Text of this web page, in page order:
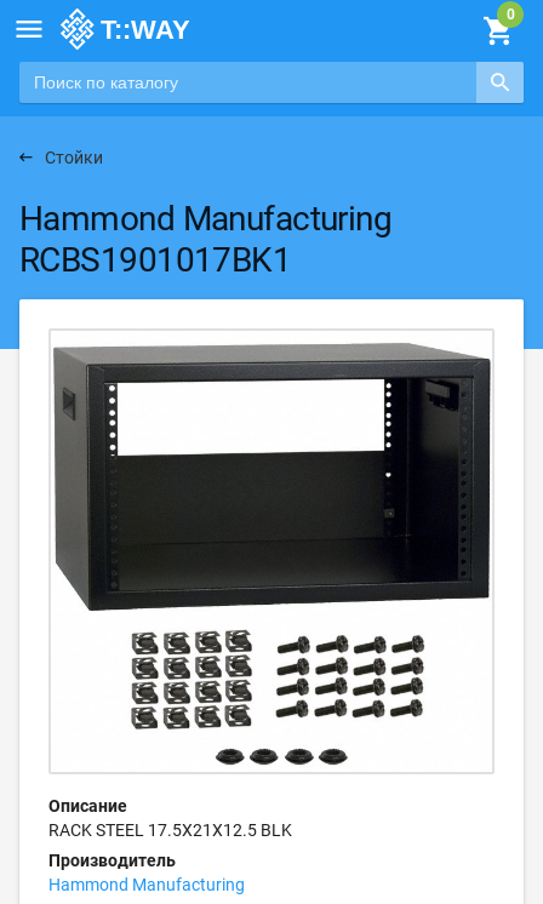

Стойки
Hammond Manufacturing
RCBS1901017BK1
Описание
RACK STEEL 17.5X21X12.5 BLK
Производитель
Hammond Manufacturing